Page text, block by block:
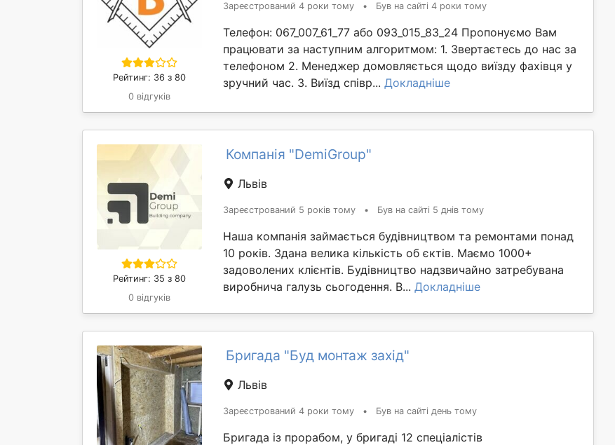
Рейтинг: 36 з 80
0 відгуків
Зареєстрований 4 роки тому • Був на сайті 4 роки тому
Телефон: 067_007_61_77 або 093_015_83_24 Пропонуємо Вам
працювати за наступним алгоритмом: 1. Звертаєтесь до нас за
телефоном 2. Менеджер домовляється щодо виїзду фахівця у
зручний час. 3. Виїзд співр... Докладніше
Рейтинг: 35 з 80
0 відгуків
Компанія "DemiGroup"
Львів
Зареєстрований 5 років тому • Був на сайті 5 днів тому
Наша компанія займається будівництвом та ремонтами понад
10 років. Здана велика кількість об єктів. Маємо 1000+
задоволених клієнтів. Будівництво надзвичайно затребувана
виробнича галузь сьогодення. В... Докладніше
Бригада "Буд монтаж захід"
Львів
Зареєстрований 4 роки тому • Був на сайті день тому
Бригада із прорабом, у бригаді 12 спеціалістів